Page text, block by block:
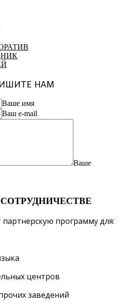
НАМ
Ваше имя
Ваш e-mail
Ваше
партнерскую программу для:
центров
заведений